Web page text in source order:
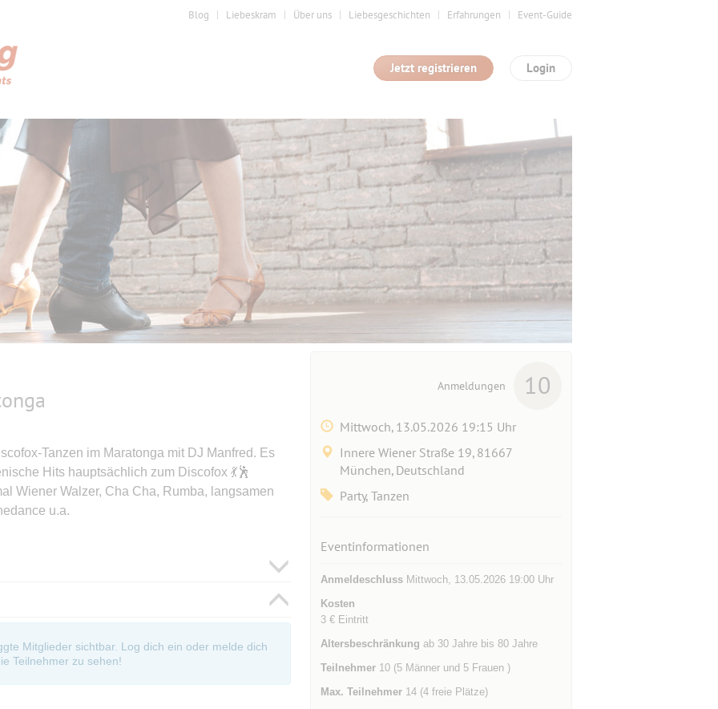
Blog Liebeskram Über uns Liebesgeschichten Erfahrungen Event-Guide
Login
Jetzt registrieren
Tanzen im Maratonga mit DJ Manfred. Es
Hits hauptsächlich zum Discofox 💃🕺
Wiener Walzer, Cha Cha, Rumba, langsamen
u.a.
Mitglieder sichtbar. Log dich ein oder melde dich
Teilnehmer zu sehen!
Anmeldungen 10
Mittwoch, 13.05.2026 19:15 Uhr
Innere Wiener Straße 19, 81667
München, Deutschland
Party, Tanzen
Eventinformationen
AnmeldeschlussMittwoch, 13.05.2026 19:00 Uhr
Kosten
3 € Eintritt
Altersbeschränkung ab 30 Jahre bis 80 Jahre
Teilnehmer10 (5 Männer und 5 Frauen )
Max. Teilnehmer14 (4 freie Plätze)